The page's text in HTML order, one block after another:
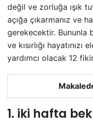
değil ve zorluğa ışık
açığa çıkarmanız ve
gerekecektir. Bununla
ve kısırlığı
yardımcı olacak 12
1. iki hafta